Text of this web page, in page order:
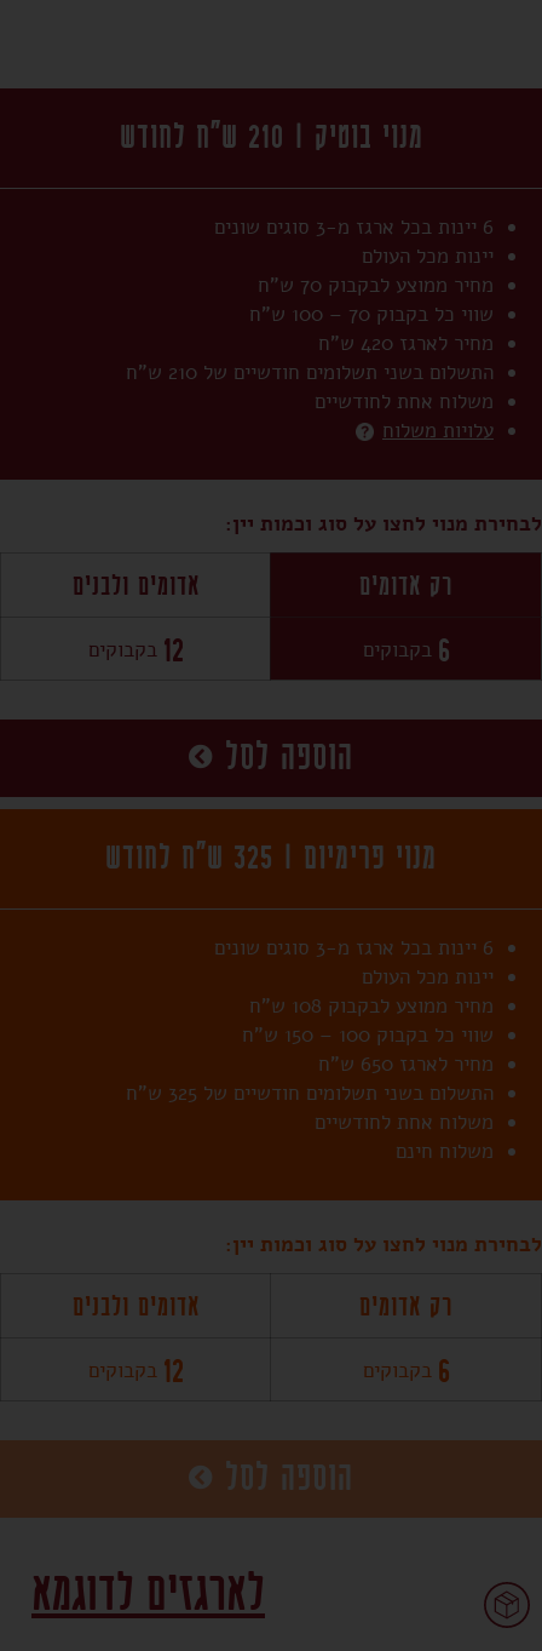
מנוי בוטיק | 210 ש"ח לחודש
6 יינות בכל ארגז מ-3 סוגים שונים
יינות מכל העולם
מחיר ממוצע לבקבוק 70 ש"ח
שווי כל בקבוק 70 – 100 ש"ח
מחיר לארגז 420 ש"ח
התשלום בשני תשלומים חודשיים של 210 ש"ח
משלוח אחת לחודשיים
עלויות משלוח
לבחירת מנוי לחצו על סוג וכמות יין:
רק אדומים אדומים ולבנים
6 בקבוקים 12 בקבוקים
הוספה לסל
מנוי פרימיום | 325 ש"ח לחודש
6 יינות בכל ארגז מ-3 סוגים שונים
יינות מכל העולם
מחיר ממוצע לבקבוק 108 ש"ח
שווי כל בקבוק 100 – 150 ש"ח
מחיר לארגז 650 ש"ח
התשלום בשני תשלומים חודשיים של 325 ש"ח
משלוח אחת לחודשיים
משלוח חינם
לבחירת מנוי לחצו על סוג וכמות יין:
רק אדומים אדומים ולבנים
6 בקבוקים 12 בקבוקים
הוספה לסל
לארגזים לדוגמא